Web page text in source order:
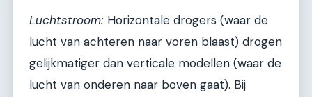
Luchtstroom: Horizontale drogers (waar de
lucht van achteren naar voren blaast) drogen
gelijkmatiger dan verticale modellen (waar de
lucht van onderen naar boven gaat). Bij